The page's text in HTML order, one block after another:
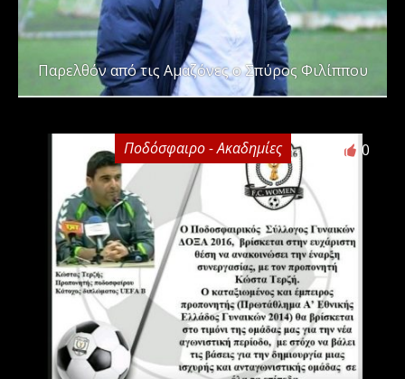
Παρελθόν από τις Αμαζόνες ο Σπύρος Φιλίππου
Ποδόσφαιρο - Ακαδημίες 0